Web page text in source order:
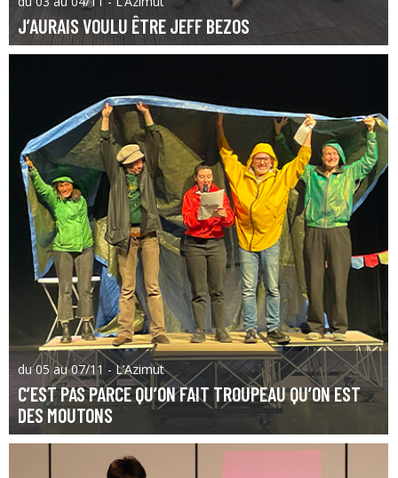
J’AURAIS VOULU ÊTRE JEFF BEZOS
du 05 au 07/11 - L’Azimut
C’EST PAS PARCE QU’ON FAIT TROUPEAU QU’ON EST
DES MOUTONS